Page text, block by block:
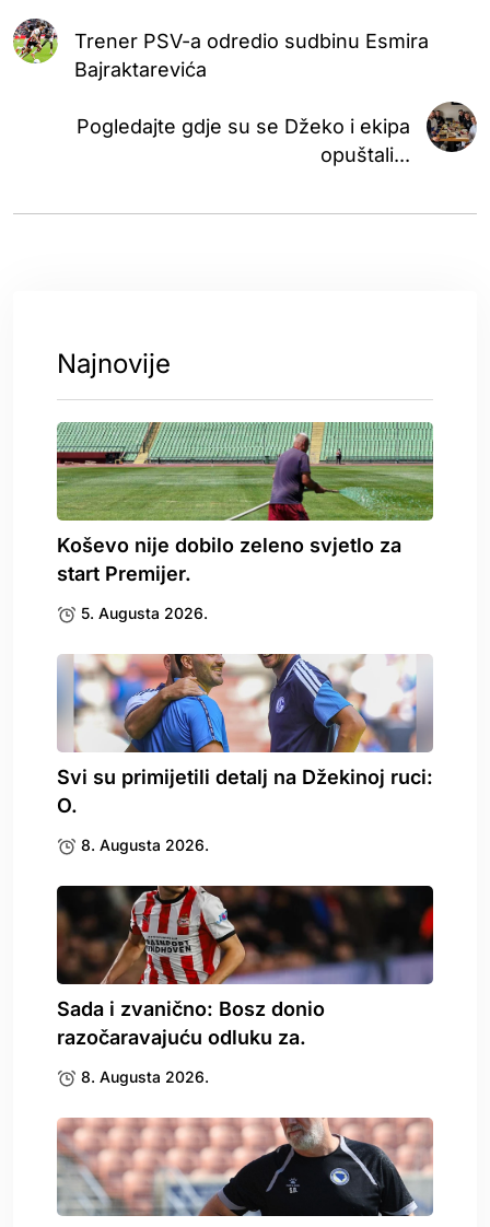
Trener PSV-a odredio sudbinu Esmira
Bajraktarevića
Pogledajte gdje su se Džeko i ekipa
opuštali...
Najnovije
Koševo nije dobilo zeleno svjetlo za
start Premijer.
5. Augusta 2026.
Svi su primijetili detalj na Džekinoj ruci:
O.
8. Augusta 2026.
Sada i zvanično: Bosz donio
razočaravajuću odluku za.
8. Augusta 2026.